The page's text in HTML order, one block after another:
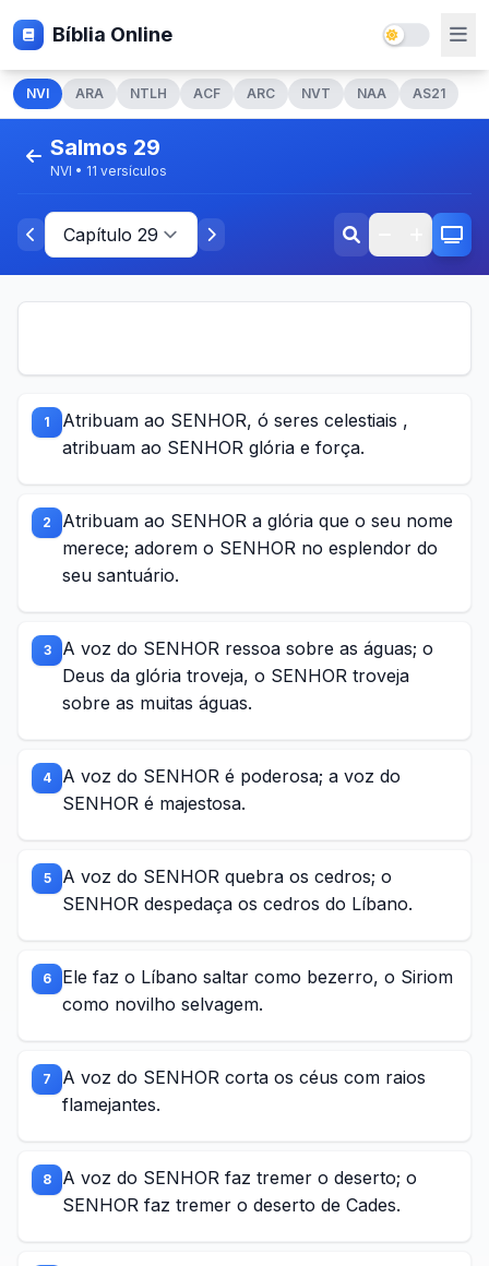
Bíblia Online
NVI ARA NTLH ACF ARC NVT NAA AS21
Salmos 29
NVI • 11 versículos
1
Atribuam ao SENHOR, ó seres celestiais ,
atribuam ao SENHOR glória e força.
2
Atribuam ao SENHOR a glória que o seu nome
merece; adorem o SENHOR no esplendor do
seu santuário.
3
A voz do SENHOR ressoa sobre as águas; o
Deus da glória troveja, o SENHOR troveja
sobre as muitas águas.
4
A voz do SENHOR é poderosa; a voz do
SENHOR é majestosa.
5
A voz do SENHOR quebra os cedros; o
SENHOR despedaça os cedros do Líbano.
6
Ele faz o Líbano saltar como bezerro, o Siriom
como novilho selvagem.
7
A voz do SENHOR corta os céus com raios
flamejantes.
8
A voz do SENHOR faz tremer o deserto; o
SENHOR faz tremer o deserto de Cades.